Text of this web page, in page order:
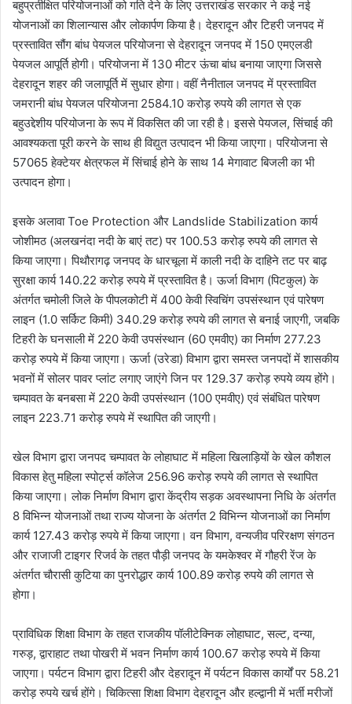
बहुप्रतीक्षित परियोजनाओं को गति देने के लिए उत्तराखंड सरकार ने कई नई
योजनाओं का शिलान्यास और लोकार्पण किया है। देहरादून और टिहरी जनपद में
प्रस्तावित सौंग बांध पेयजल परियोजना से देहरादून जनपद में 150 एमएलडी
पेयजल आपूर्ति होगी। परियोजना में 130 मीटर ऊंचा बांध बनाया जाएगा जिससे
देहरादून शहर की जलापूर्ति में सुधार होगा। वहीं नैनीताल जनपद में प्रस्तावित
जमरानी बांध पेयजल परियोजना 2584.10 करोड़ रुपये की लागत से एक
बहुउद्देशीय परियोजना के रूप में विकसित की जा रही है। इससे पेयजल, सिंचाई की
आवश्यकता पूरी करने के साथ ही विद्युत उत्पादन भी किया जाएगा। परियोजना से
57065 हेक्टेयर क्षेत्रफल में सिंचाई होने के साथ 14 मेगावाट बिजली का भी
उत्पादन होगा।
इसके अलावा Toe Protection और Landslide Stabilization कार्य
जोशीमठ (अलखनंदा नदी के बाएं तट) पर 100.53 करोड़ रुपये की लागत से
किया जाएगा। पिथौरागढ़ जनपद के धारचूला में काली नदी के दाहिने तट पर बाढ़
सुरक्षा कार्य 140.22 करोड़ रुपये में प्रस्तावित है। ऊर्जा विभाग (पिटकुल) के
अंतर्गत चमोली जिले के पीपलकोटी में 400 केवी स्विचिंग उपसंस्थान एवं पारेषण
लाइन (1.0 सर्किट किमी) 340.29 करोड़ रुपये की लागत से बनाई जाएगी, जबकि
टिहरी के घनसाली में 220 केवी उपसंस्थान (60 एमवीए) का निर्माण 277.23
करोड़ रुपये में किया जाएगा। ऊर्जा (उरेडा) विभाग द्वारा समस्त जनपदों में शासकीय
भवनों में सोलर पावर प्लांट लगाए जाएंगे जिन पर 129.37 करोड़ रुपये व्यय होंगे।
चम्पावत के बनबसा में 220 केवी उपसंस्थान (100 एमवीए) एवं संबंधित पारेषण
लाइन 223.71 करोड़ रुपये में स्थापित की जाएगी।
खेल विभाग द्वारा जनपद चम्पावत के लोहाघाट में महिला खिलाड़ियों के खेल कौशल
विकास हेतु महिला स्पोर्ट्स कॉलेज 256.96 करोड़ रुपये की लागत से स्थापित
किया जाएगा। लोक निर्माण विभाग द्वारा केंद्रीय सड़क अवस्थापना निधि के अंतर्गत
8 विभिन्न योजनाओं तथा राज्य योजना के अंतर्गत 2 विभिन्न योजनाओं का निर्माण
कार्य 127.43 करोड़ रुपये में किया जाएगा। वन विभाग, वन्यजीव परिरक्षण संगठन
और राजाजी टाइगर रिजर्व के तहत पौड़ी जनपद के यमकेश्वर में गौहरी रेंज के
अंतर्गत चौरासी कुटिया का पुनरोद्धार कार्य 100.89 करोड़ रुपये की लागत से
होगा।
प्राविधिक शिक्षा विभाग के तहत राजकीय पॉलीटेक्निक लोहाघाट, सल्ट, दन्या,
गरुड़, द्वाराहाट तथा पोखरी में भवन निर्माण कार्य 100.67 करोड़ रुपये में किया
जाएगा। पर्यटन विभाग द्वारा टिहरी और देहरादून में पर्यटन विकास कार्यों पर 58.21
करोड़ रुपये खर्च होंगे। चिकित्सा शिक्षा विभाग देहरादून और हल्द्वानी में भर्ती मरीजों